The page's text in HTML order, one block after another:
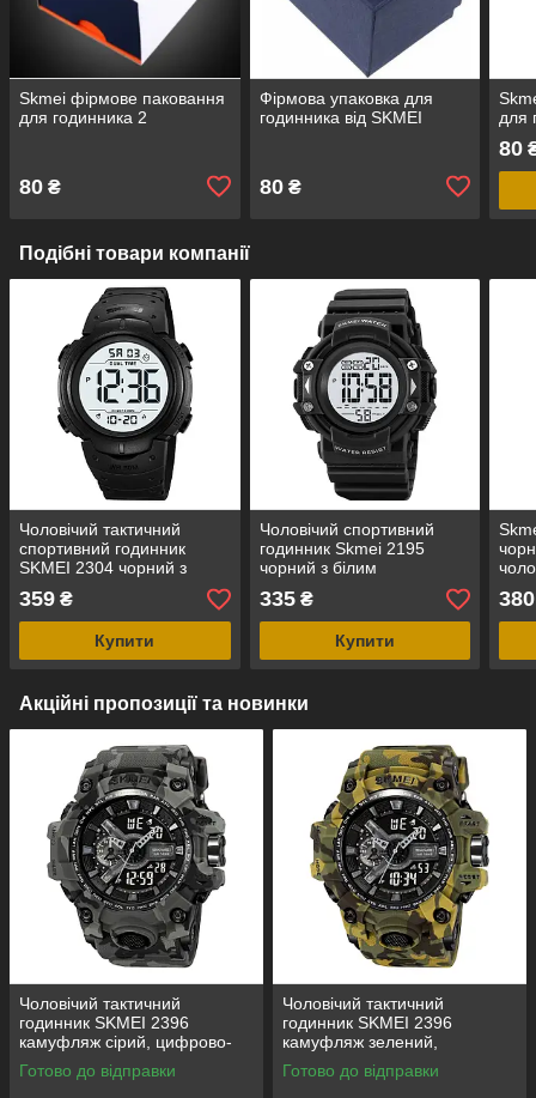
Skmei фірмове паковання
для годинника 2
80 ₴
Фірмова упаковка для
годинника від SKMEI
80₴
для
80
Подібні товари компанії
Чоловічий тактичний
спортивний годинник
SKMEI 2304 чорний з
білий циферблатом,
водозахист 5 ATM
359 ₴
Купити
Чоловічий спортивний
годинник Skmei 2195
чорний з білим
циферблатом
335₴
Купити
380
Акційні пропозиції та новинки
Чоловічий тактичний
годинник SKMEI 2396
камуфляж сірий, цифрово-
аналоговий, водозахист 5
ATM
Готово до відправки
Чоловічий тактичний
годинник SKMEI 2396
камуфляж зелений,
цифрово-аналоговий,
водозахист 5 ATM
Готово до відправки